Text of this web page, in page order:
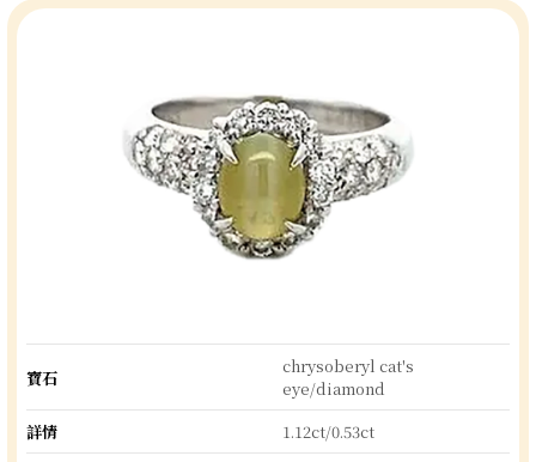
寶石
chrysoberyl cat's
eye/diamond
詳情
1.12ct/0.53ct